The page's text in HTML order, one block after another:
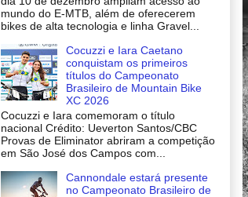
mundo do E-MTB, além de oferecerem
bikes de alta tecnologia e linha Gravel...
Cocuzzi e Iara Caetano
conquistam os primeiros
títulos do Campeonato
Brasileiro de Mountain Bike
XC 2026
Cocuzzi e Iara comemoram o título
nacional Crédito: Ueverton Santos/CBC
Provas de Eliminator abriram a competição
em São José dos Campos com...
Cannondale estará presente
no Campeonato Brasileiro de